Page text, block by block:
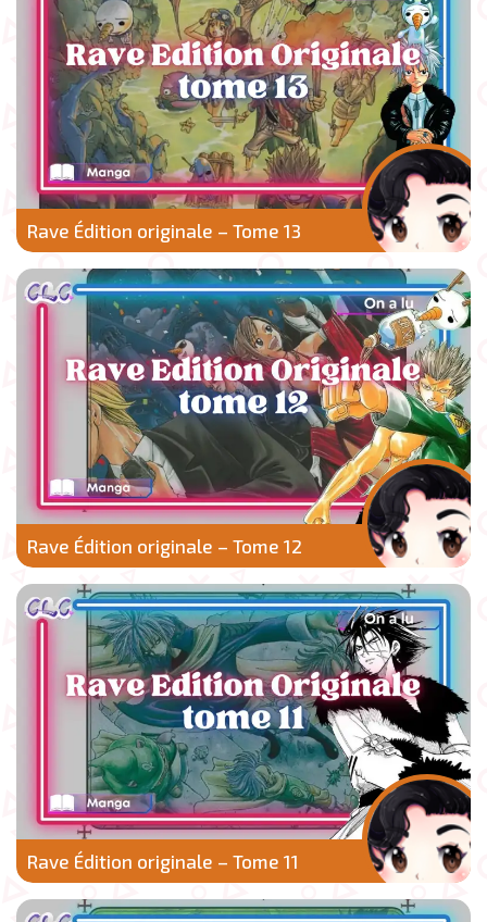
Rave Édition originale – Tome 13
Rave Édition originale – Tome 12
Rave Édition originale – Tome 11